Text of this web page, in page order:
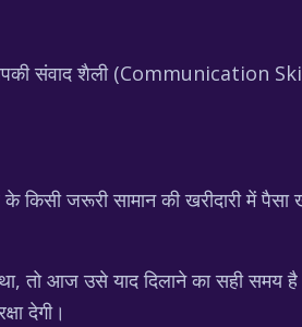
संवाद शैली (Communication
जरूरी सामान की खरीदारी में पैसा
तो आज उसे याद दिलाने का सही समय
देगी।